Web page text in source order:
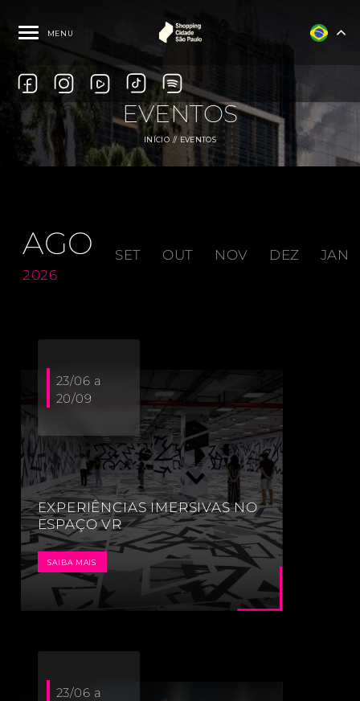
MENU
EVENTOS
INÍCIO EVENTOS
AGO
2026
SET OUT NOV DEZ JAN
23/06 a
20/09
EXPERIÊNCIAS IMERSIVAS NO
ESPAÇO VR
SAIBA MAIS
23/06 a